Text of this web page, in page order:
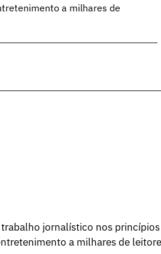
a milhares de
jornalístico nos princípios
a milhares de